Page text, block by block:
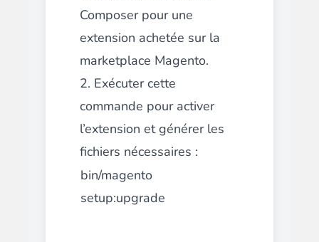
Composer pour une
extension achetée sur la
marketplace Magento.
2. Exécuter cette
commande pour activer
l’extension et générer les
fichiers nécessaires :
bin/magento
setup:upgrade